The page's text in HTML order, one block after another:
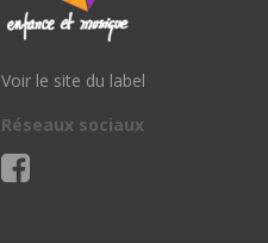
Voir le site du label
Réseaux sociaux